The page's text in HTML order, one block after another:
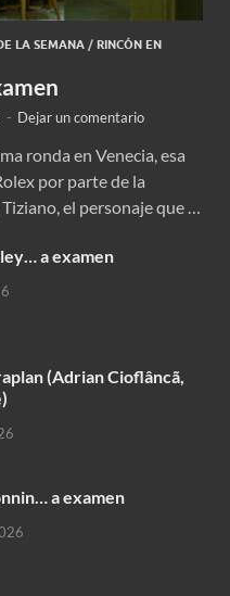
LA SEMANA / RINCÓN EN
- Dejar un comentario
ronda en Venecia, esa
por parte de la
el personaje que …
a examen
(Adrian Cioflâncã,
a examen